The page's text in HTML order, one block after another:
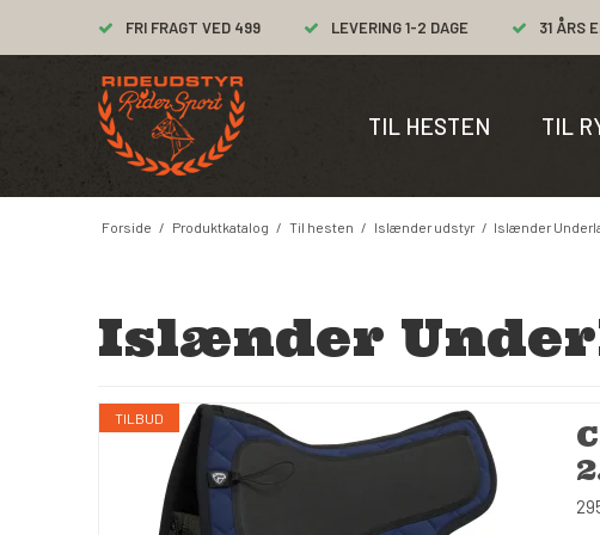
FRI FRAGT VED 499 LEVERING 1-2 DAGE 31 ÅRS
TIL HESTEN TIL
Forside / Produktkatalog / Til hesten / Islænder udstyr / Islænder
Islænder
TILBUD